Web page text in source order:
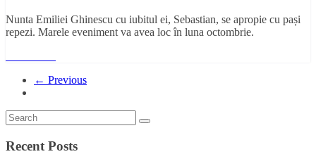
Nunta Emiliei Ghinescu cu iubitul ei, Sebastian, se apropie cu pași
repezi. Marele eveniment va avea loc în luna octombrie.
← Previous
Recent Posts